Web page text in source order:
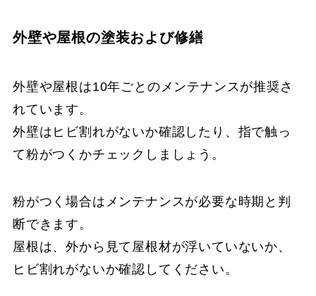
外壁や屋根の塗装および修繕
外壁や屋根は10年ごとのメンテナンスが推奨さ
れています。
外壁はヒビ割れがないか確認したり、指で触っ
て粉がつくかチェックしましょう。
粉がつく場合はメンテナンスが必要な時期と判
断できます。
屋根は、外から見て屋根材が浮いていないか、
ヒビ割れがないか確認してください。